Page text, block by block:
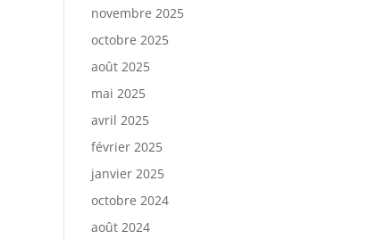
novembre 2025
octobre 2025
août 2025
mai 2025
avril 2025
février 2025
janvier 2025
octobre 2024
août 2024